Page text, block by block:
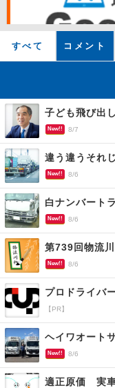
すべて コメント
子ども飛び出
New!! 8/7
New!! 8/6
New!! 8/6
第739回物流
New!! 8/6
プロドライバ
【PR】
New!! 8/6